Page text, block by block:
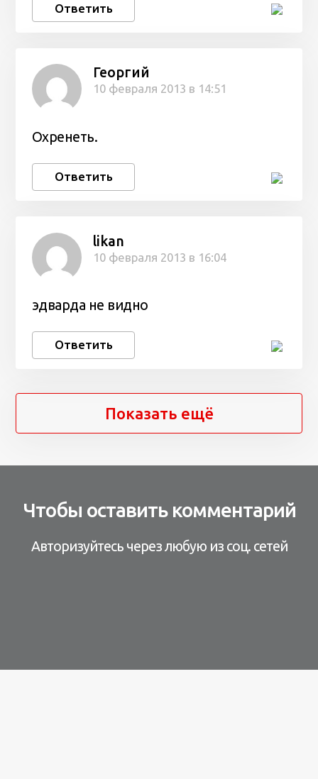
Ответить
Георгий
10 февраля 2013 в 14:51
Охренеть.
Ответить
likan
10 февраля 2013 в 16:04
эдварда не видно
Ответить
Показать ещё
Чтобы оставить комментарий
Авторизуйтесь через любую из соц. сетей